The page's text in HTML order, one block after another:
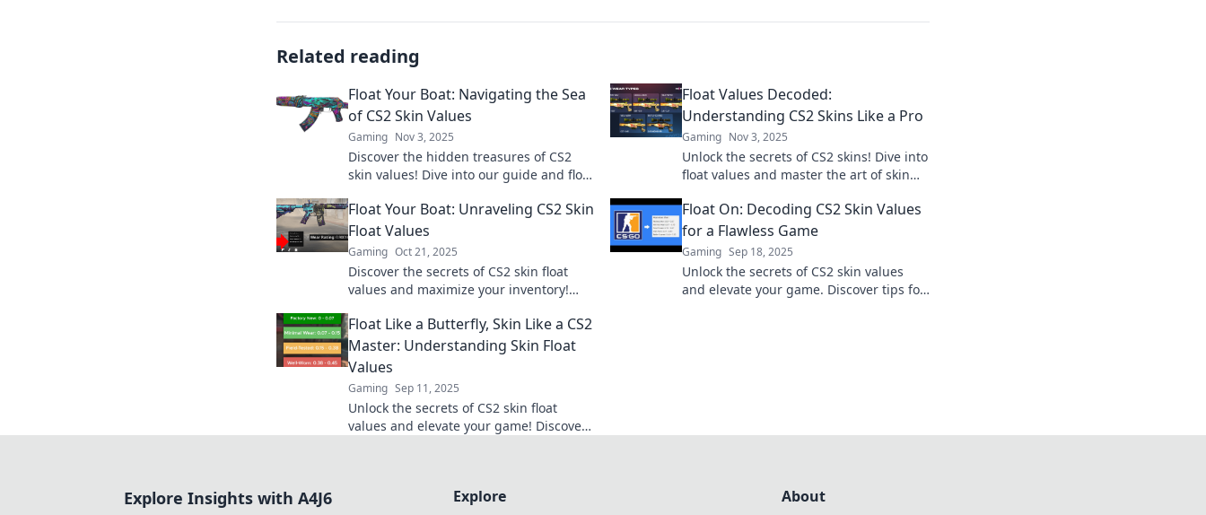
Related reading
Float Your Boat: Navigating the Sea
of CS2 Skin Values
Gaming Nov 3, 2025
Discover the hidden treasures of CS2
skin values! Dive into our guide and float
today!
Float Values Decoded:
Understanding CS2 Skins Like a Pro
Gaming Nov 3, 2025
Unlock the secrets of CS2 skins! Dive into
float values and master the art of skin
awaits!
Float Your Boat: Unraveling CS2 Skin
Float Values
Gaming Oct 21, 2025
Discover the secrets of CS2 skin float
values and maximize your inventory!
and boost your collection today!
Float On: Decoding CS2 Skin Values
for a Flawless Game
Gaming Sep 18, 2025
Unlock the secrets of CS2 skin values
and elevate your game. Discover tips for
Float Like a Butterfly, Skin Like a CS2
Master: Understanding Skin Float
Values
Gaming Sep 11, 2025
Unlock the secrets of CS2 skin float
values and elevate your game! Discover
Explore Insights with A4J6 Explore About